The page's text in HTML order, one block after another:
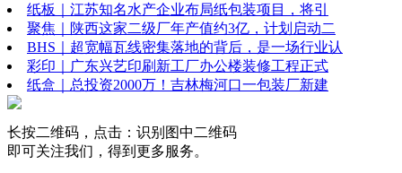
纸板｜江苏知名水产企业布局纸包装项目，将引
聚焦｜陕西这家二级厂年产值约3亿，计划启动二
BHS｜超宽幅瓦线密集落地的背后，是一场行业认
彩印｜广东兴艺印刷新工厂办公楼装修工程正式
纸盒｜总投资2000万！吉林梅河口一包装厂新建
长按二维码，点击：识别图中二维码
即可关注我们，得到更多服务。